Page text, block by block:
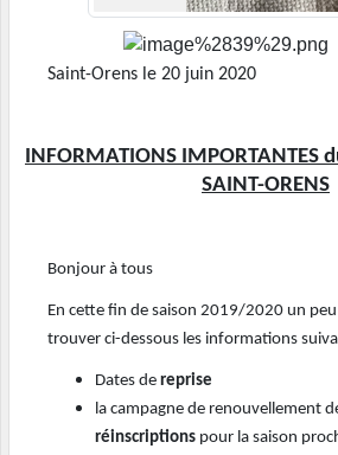
Saint-Orens le 20 juin 2020
INFORMATIONS IMPORTANTES
SAINT-ORENS
Bonjour à tous
En cette fin de saison 2019/2020 un
trouver ci-dessous les informations
Dates de reprise
la campagne de renouvellement
réinscriptions pour la saison